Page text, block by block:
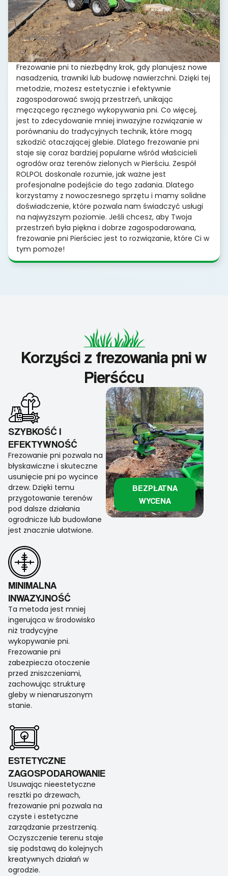
Frezowanie pni to niezbędny krok, gdy planujesz nowe
nasadzenia, trawniki lub budowę nawierzchni. Dzięki tej
metodzie, możesz estetycznie i efektywnie
zagospodarować swoją przestrzeń, unikając
męczącego ręcznego wykopywania pni. Co więcej,
jest to zdecydowanie mniej inwazyjne rozwiązanie w
porównaniu do tradycyjnych technik, które mogą
szkodzić otaczającej glebie. Dlatego frezowanie pni
staje się coraz bardziej popularne wśród właścicieli
ogrodów oraz terenów zielonych w Pierściu. Zespół
ROLPOL doskonale rozumie, jak ważne jest
profesjonalne podejście do tego zadania. Dlatego
korzystamy z nowoczesnego sprzętu i mamy solidne
doświadczenie, które pozwala nam świadczyć usługi
na najwyższym poziomie. Jeśli chcesz, aby Twoja
przestrzeń była piękna i dobrze zagospodarowana,
frezowanie pni Pierściec jest to rozwiązanie, które Ci w
tym pomoże!
Korzyści z frezowania pni w
Pierśćcu
SZYBKOŚĆ I
EFEKTYWNOŚĆ
Frezowanie pni pozwala na
błyskawiczne i skuteczne
usunięcie pni po wycince
drzew. Dzięki temu
przygotowanie terenów
pod dalsze działania
ogrodnicze lub budowlane
jest znacznie ułatwione.
MINIMALNA
INWAZYJNOŚĆ
Ta metoda jest mniej
ingerująca w środowisko
niż tradycyjne
wykopywanie pni.
Frezowanie pni
zabezpiecza otoczenie
przed zniszczeniami,
zachowując strukturę
gleby w nienaruszonym
stanie.
ESTETYCZNE
ZAGOSPODAROWANIE
Usuwając nieestetyczne
resztki po drzewach,
frezowanie pni pozwala na
czyste i estetyczne
zarządzanie przestrzenią.
Oczyszczenie terenu staje
się podstawą do kolejnych
kreatywnych działań w
ogrodzie.
BEZPŁATNA
WYCENA